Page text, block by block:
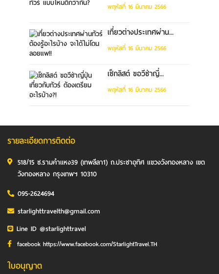
พฤหัสที่ 16 มีนาคม 2566
เที่ยวต่างประเทศผ่าน...
พฤหัสที่ 16 มีนาคม 2566
เช็กลิสต์ ขอวีซ่าญี่...
พฤหัสที่ 16 มีนาคม 2566
รายละเอียดการติดต่อ
518/15 ซ.รามคำแหง39 (เทพลีลา1) ถ.ประชาอุทิศ แขวงวังทองหลาง เขต
วังทองหลาง กรุงเทพฯ 10310
095-2624694
starlighttravelth@gmail.com
Line ID @starlighttravel
facebook https://www.facebook.com/StarlightTravel.TH
ใบอนุญาต